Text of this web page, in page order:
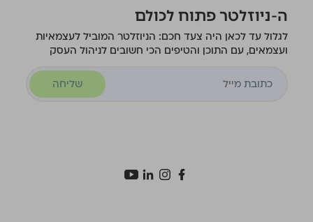
ה-ניוזלטר פתוח לכולם
לגלול עד לכאן היה צעד חכם: הניוזלטר המוביל לעצמאיות
ועצמאים, עם התוכן והטיפים הכי חשובים לניהול העסק
שליחה